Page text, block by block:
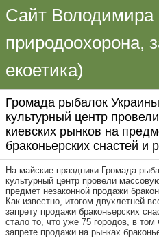
Сайт Володимира
природоохорона,
екоетика)
Громада рыбалок
культурный центр
киевских рынков на
браконьерских снастей и
На майские праздники Громада
культурный центр провели
предмет незаконной продажи
Как известно, итогом двухлетней
запрету продажи браконьерских
стало то, что уже 75 городов, в
запрете продажи на рынках